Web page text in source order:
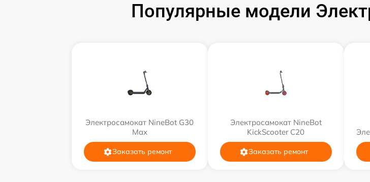
Популярные модели
Электросамокат NineBot G30
Max
Заказать ремонт
Электросамокат NineBot
KickScooter C20
Заказать ремонт